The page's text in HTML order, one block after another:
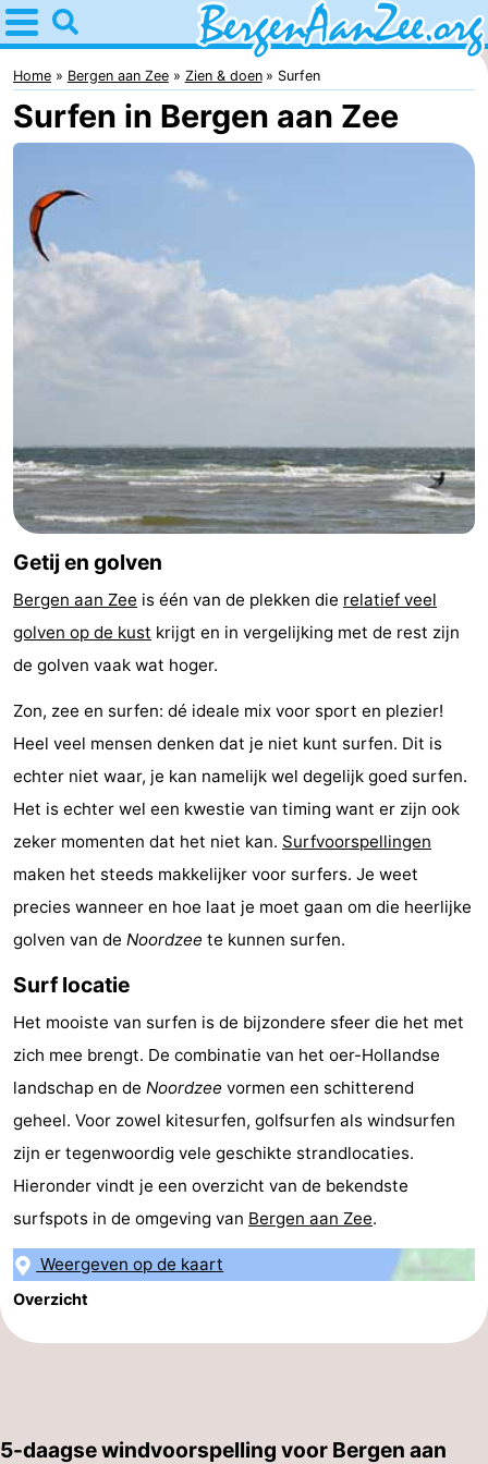
Home
Bergen
aan
Tips
kinderen
Bergen
Schoorlse
Overnachten
De
Graaf
van
Egmont
-
Landgoed
Huize
Glory
Bed
(&
breakfasts)
Campings
Hotels
Vakantiehuizen
-
Bergen
De
-
Egmond
Duynvallei
-
Koningshof
-
Egmond
Zee
Molengroet
-
Schoorlse
Duinen
Scorleduyn
Last
Zien
&
doen
Bezienswaardigheden
Monumenten
-
Home Bergen aan Zee Zien & doen Surfen
Surfen in Bergen aan Zee
Getij en golven
Bergen aan Zee is één van de plekken die relatief veel
golven op de kust krijgt en in vergelijking met de rest zijn
de golven vaak wat hoger.
Zon, zee en surfen: dé ideale mix voor sport en plezier!
Heel veel mensen denken dat je niet kunt surfen. Dit is
echter niet waar, je kan namelijk wel degelijk goed surfen.
Het is echter wel een kwestie van timing want er zijn ook
zeker momenten dat het niet kan. Surfvoorspellingen
maken het steeds makkelijker voor surfers. Je weet
precies wanneer en hoe laat je moet gaan om die heerlijke
golven van de Noordzee te kunnen surfen.
Surf locatie
Het mooiste van surfen is de bijzondere sfeer die het met
zich mee brengt. De combinatie van het oer-Hollandse
landschap en de Noordzee vormen een schitterend
geheel. Voor zowel kitesurfen, golfsurfen als windsurfen
zijn er tegenwoordig vele geschikte strandlocaties.
Hieronder vindt je een overzicht van de bekendste
surfspots in de omgeving van Bergen aan Zee.
Weergeven op de kaart
Overzicht
5-daagse windvoorspelling voor Bergen aan